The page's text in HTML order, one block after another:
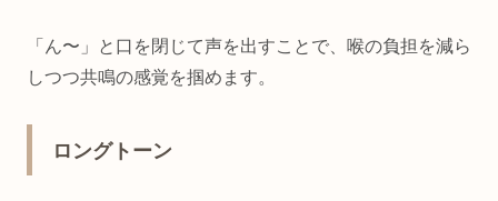
「ん〜」と口を閉じて声を出すことで、喉の負担を減ら
しつつ共鳴の感覚を掴めます。
ロングトーン